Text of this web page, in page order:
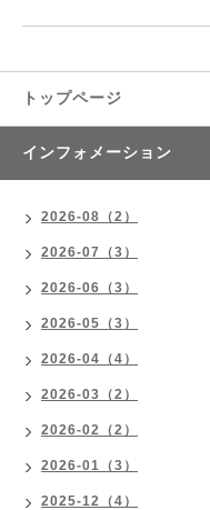
トップページ
インフォメーション
2026-08（2）
2026-07（3）
2026-06（3）
2026-05（3）
2026-04（4）
2026-03（2）
2026-02（2）
2026-01（3）
2025-12（4）